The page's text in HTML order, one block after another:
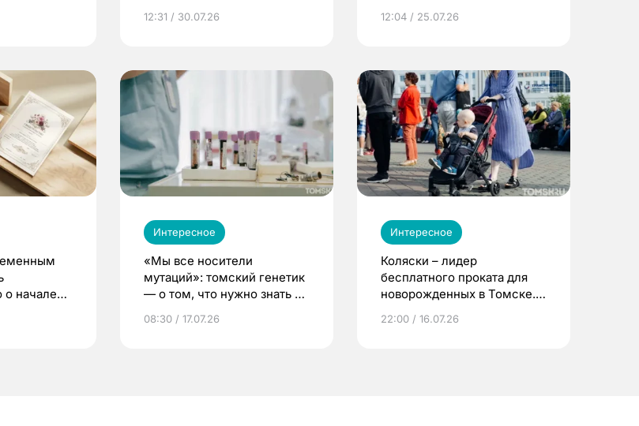
12:31 / 30.07.26 12:04 / 25.07.26
о начале
Интересное
«Мы все носители
мутаций»: томский генетик
— о том, что нужно знать до
08:30 / 17.07.26
Интересное
Коляски – лидер
бесплатного проката для
новорожденных в Томске.
22:00 / 16.07.26